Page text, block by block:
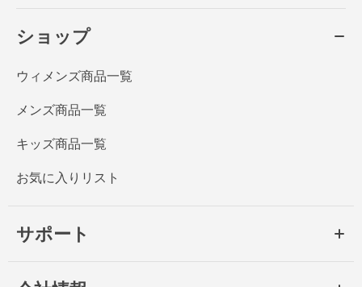
ショップ
ウィメンズ商品一覧
メンズ商品一覧
キッズ商品一覧
お気に入りリスト
サポート